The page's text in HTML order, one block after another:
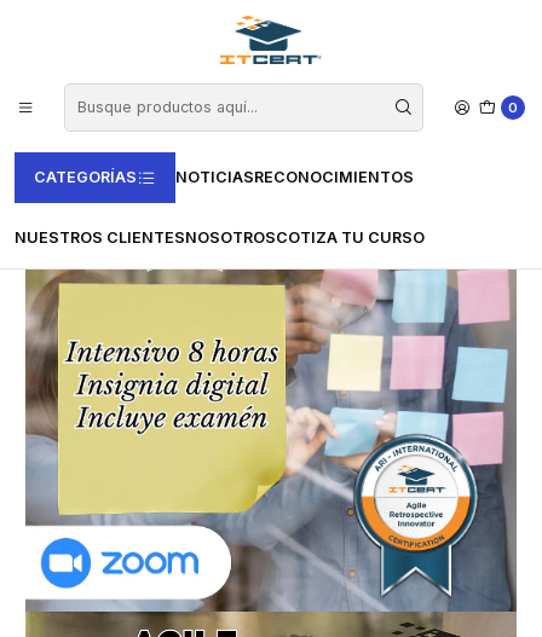
0
CATEGORÍAS NOTICIASRECONOCIMIENTOS
NUESTROS CLIENTESNOSOTROSCOTIZA TU CURSO
Curso de Agile Retrospective Innovator (Incluye examen de